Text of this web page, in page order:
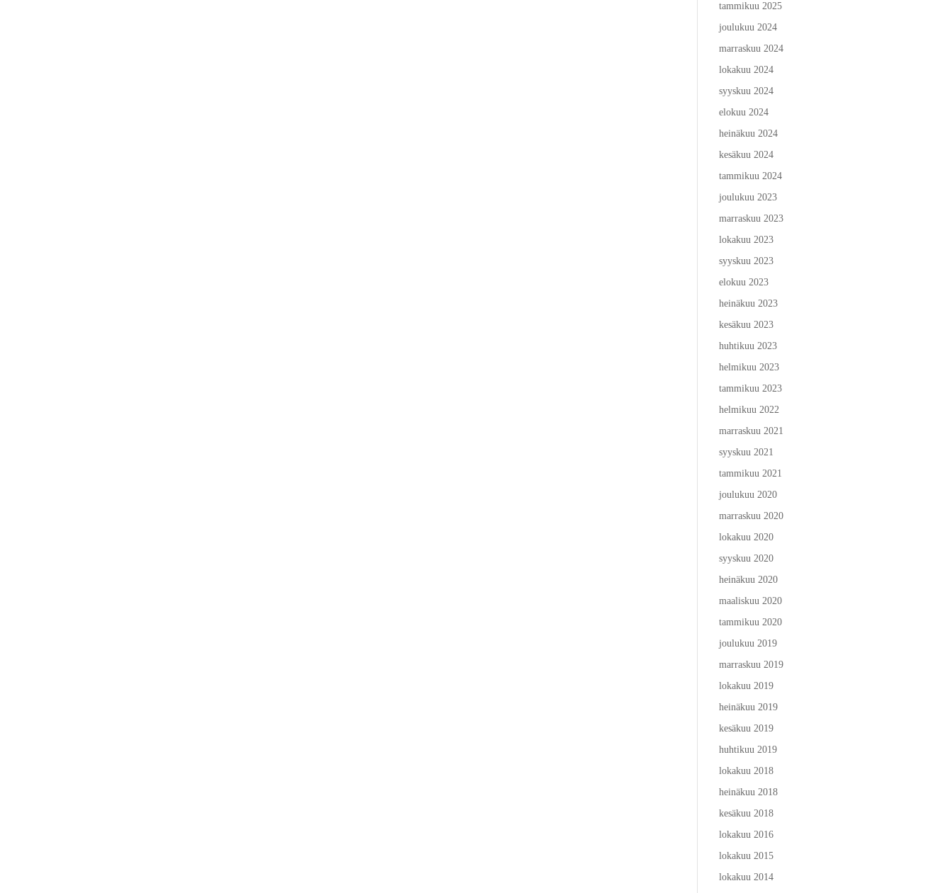
tammikuu 2025
joulukuu 2024
marraskuu 2024
lokakuu 2024
syyskuu 2024
elokuu 2024
heinäkuu 2024
kesäkuu 2024
tammikuu 2024
joulukuu 2023
marraskuu 2023
lokakuu 2023
syyskuu 2023
elokuu 2023
heinäkuu 2023
kesäkuu 2023
huhtikuu 2023
helmikuu 2023
tammikuu 2023
helmikuu 2022
marraskuu 2021
syyskuu 2021
tammikuu 2021
joulukuu 2020
marraskuu 2020
lokakuu 2020
syyskuu 2020
heinäkuu 2020
maaliskuu 2020
tammikuu 2020
joulukuu 2019
marraskuu 2019
lokakuu 2019
heinäkuu 2019
kesäkuu 2019
huhtikuu 2019
lokakuu 2018
heinäkuu 2018
kesäkuu 2018
lokakuu 2016
lokakuu 2015
lokakuu 2014